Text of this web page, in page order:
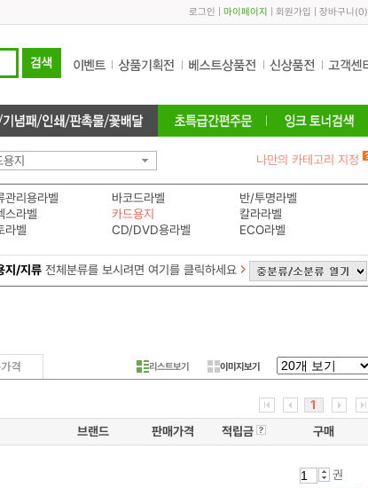
로그인 마이페이지 회원가입 장바구니 (0)
지 나만의 카테고리 지정
관리용라벨 바코드라벨
반/투명라벨
스라벨 카드용지
칼라라벨
라벨 CD/DVD용라벨
ECO라벨
지/지류전체분류를 보시려면 여기를 클릭하세요
리스트보기 이미지보기
1
브랜드 판매가격 적립금 구매
권